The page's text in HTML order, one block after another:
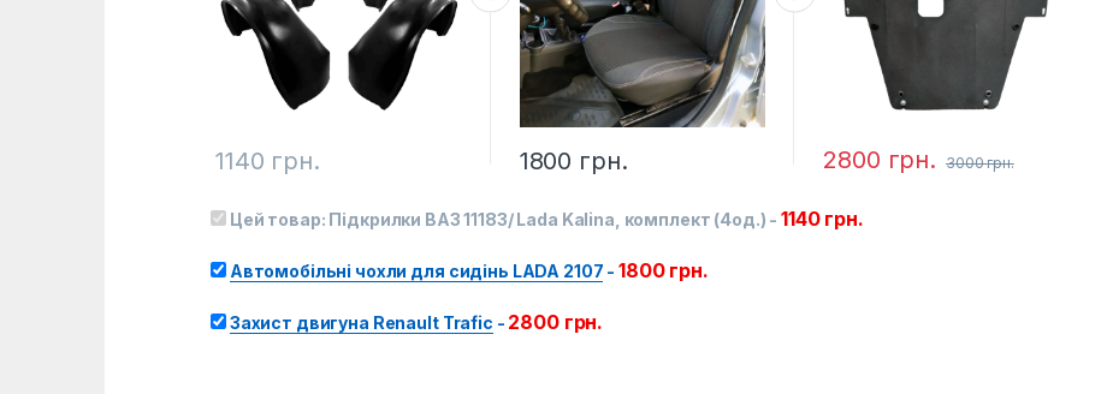
1140 грн. 1800 грн. 2800 грн. 3000грн.
Цей товар: Підкрилки ВАЗ 11183/ Lada Kalina, комплект (4од.) -1140 грн.
Автомобільні чохли для сидінь LADA 2107 -1800 грн.
Захист двигуна Renault Trafic - 2800 грн.